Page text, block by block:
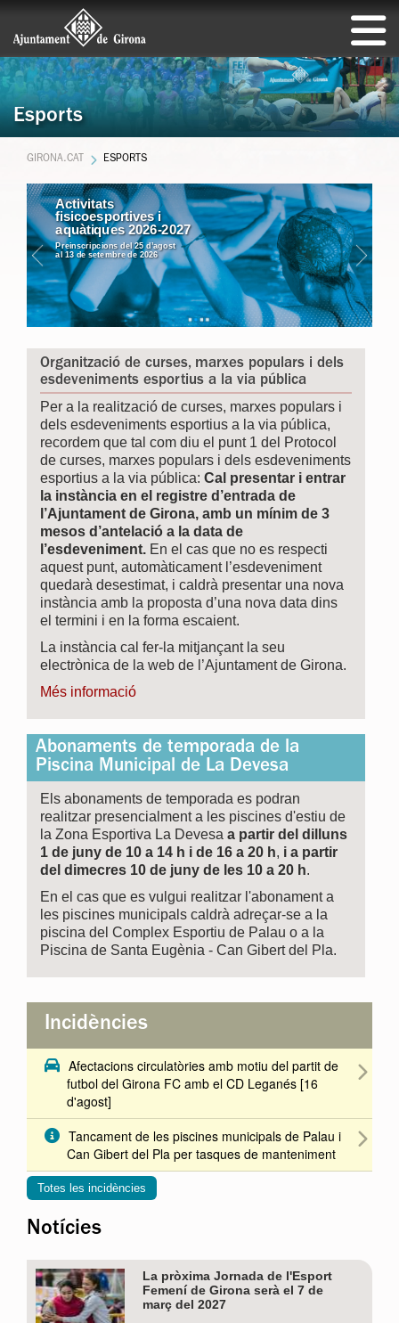
Esports
GIRONA.CAT ESPORTS
Activitats fisicoesportives i aquàtiques de setembre 2026
Activitats fisicoesportives i aquàtiques 2026-2027
Activitats
fisicoesportives i
aquàtiques 2026-2027
Preinscripcions del 25 d’agost
al 13 de setembre de 2026
Cursa solidària Apaguem el càncer
Cursa de la Dona
Organització de curses, marxes populars i dels
esdeveniments esportius a la via pública
Per a la realització de curses, marxes populars i
dels esdeveniments esportius a la via pública,
recordem que tal com diu el punt 1 del Protocol
de curses, marxes populars i dels esdeveniments
esportius a la via pública: Cal presentar i entrar
la instància en el registre d’entrada de
l’Ajuntament de Girona, amb un mínim de 3
mesos d’antelació a la data de
l’esdeveniment. En el cas que no es respecti
aquest punt, automàticament l’esdeveniment
quedarà desestimat, i caldrà presentar una nova
instància amb la proposta d’una nova data dins
el termini i en la forma escaient.
La instància cal fer-la mitjançant la seu
electrònica de la web de l’Ajuntament de Girona.
Més informació
Abonaments de temporada de la
Piscina Municipal de La Devesa
Els abonaments de temporada es podran
realitzar presencialment a les piscines d'estiu de
la Zona Esportiva La Devesa a partir del dilluns
1 de juny de 10 a 14 h i de 16 a 20 h, i a partir
del dimecres 10 de juny de les 10 a 20 h.
En el cas que es vulgui realitzar l'abonament a
les piscines municipals caldrà adreçar-se a la
piscina del Complex Esportiu de Palau o a la
Piscina de Santa Eugènia - Can Gibert del Pla.
Incidències
Afectacions circulatòries amb motiu del partit de
futbol del Girona FC amb el CD Leganés [16
d'agost]
Tancament de les piscines municipals de Palau i
Can Gibert del Pla per tasques de manteniment
Totes les incidències
Notícies
La pròxima Jornada de l'Esport
Femení de Girona serà el 7 de
març del 2027